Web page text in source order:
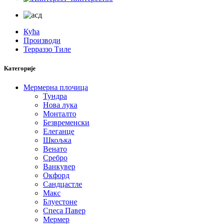
Кућа
Производи
Терраззо Тиле
Категорије
Мермерна плочица
Тундра
Нова лука
Монталто
Безвременски
Елеганце
Шкољка
Венато
Сребро
Ванкувер
Окфорд
Сандцастле
Макс
Блуестоне
Спеса Павер
Мермер